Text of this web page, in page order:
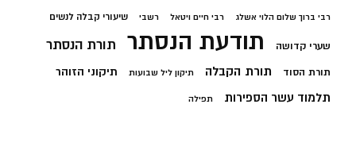
רבי ברוך שלום הלוי אשלג רבי חיים ויטאל רשבי שיעורי קבלה לנשים
שערי קדושה תודעת הנסתר תורת הנסתר
תורת הסוד תורת הקבלה תיקון ליל שבועות תיקוני הזוהר
תלמוד עשר הספירות תפילה